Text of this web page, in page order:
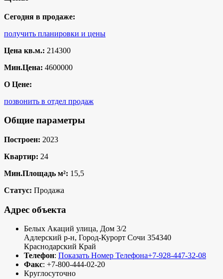
Сегодня в продаже:
получить планировки и цены
Цена кв.м.: 214300
Мин.Цена: 4600000
О Цене:
позвонить в отдел продаж
Общие параметры
Построен: 2023
Квартир: 24
Мин.Площадь м²: 15,5
Статус: Продажа
Адрес объекта
Белых Акаций улица, Дом 3/2
Адлерский р-н, Город-Курорт Сочи 354340
Краснодарский Край
Телефон: Показать Номер Телефона+7-928-447-32-08
Факс: +7-800-444-02-20
Круглосуточно